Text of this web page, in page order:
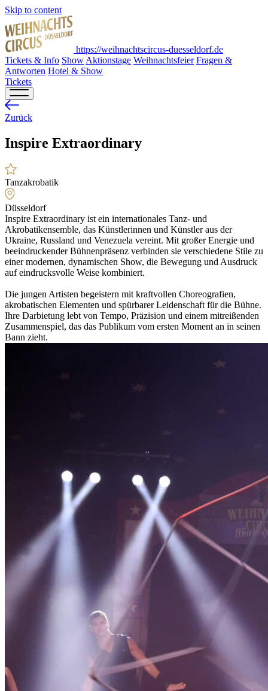
Skip to content
https://weihnachtscircus-duesseldorf.de
Tickets & Info Show Aktionstage Weihnachtsfeier Fragen &
Antworten Hotel & Show
Tickets
Zurück
Inspire Extraordinary
Tanzakrobatik
Düsseldorf
Inspire Extraordinary ist ein internationales Tanz- und
Akrobatikensemble, das Künstlerinnen und Künstler aus der
Ukraine, Russland und Venezuela vereint. Mit großer Energie und
beeindruckender Bühnenpräsenz verbinden sie verschiedene Stile zu
einer modernen, dynamischen Show, die Bewegung und Ausdruck
auf eindrucksvolle Weise kombiniert.
Die jungen Artisten begeistern mit kraftvollen Choreografien,
akrobatischen Elementen und spürbarer Leidenschaft für die Bühne.
Ihre Darbietung lebt von Tempo, Präzision und einem mitreißenden
Zusammenspiel, das das Publikum vom ersten Moment an in seinen
Bann zieht.